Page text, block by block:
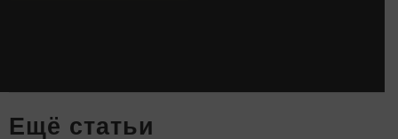
Eщё статьи